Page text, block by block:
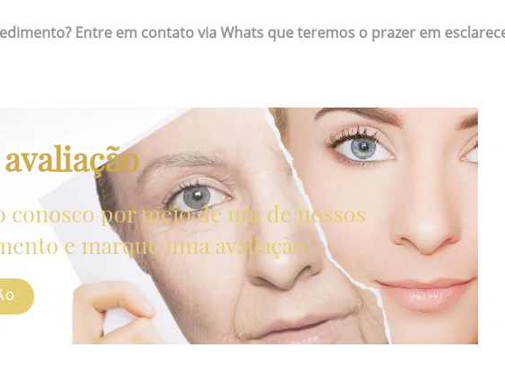
Entre em contato via Whats que teremos o prazer em
por meio de um de nossos
e marque uma avaliação